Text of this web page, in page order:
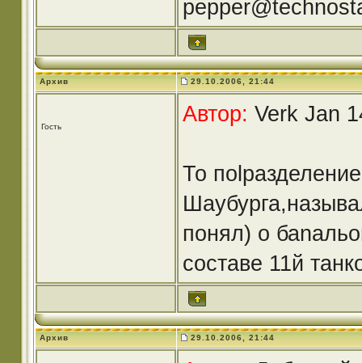
Архив 29.10.2006, 21:44
Гость
Автор: Verk Jan
То
понял) о
составе 11й
Архив 29.10.2006, 21:44